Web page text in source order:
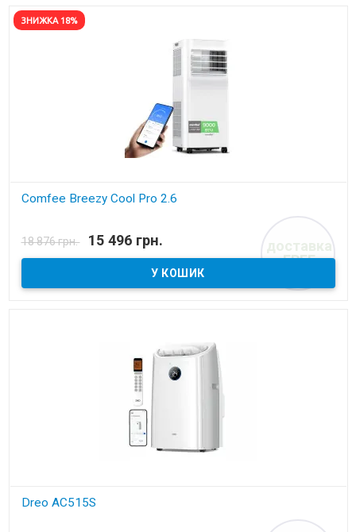
Comfee Breezy Cool Pro 2.6
18 876 грн. 15 496 грн.
ЗНИЖКА 18%
доставка
FREE
Dreo AC515S